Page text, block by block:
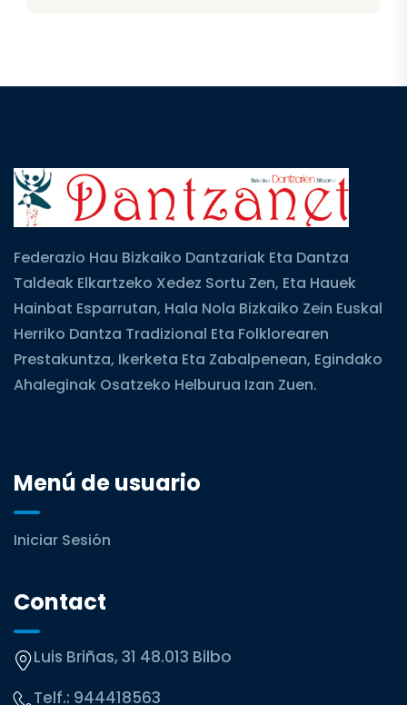
Federazio Hau Bizkaiko Dantzariak Eta Dantza
Taldeak Elkartzeko Xedez Sortu Zen, Eta Hauek
Hainbat Esparrutan, Hala Nola Bizkaiko Zein Euskal
Herriko Dantza Tradizional Eta Folklorearen
Prestakuntza, Ikerketa Eta Zabalpenean, Egindako
Ahaleginak Osatzeko Helburua Izan Zuen.
Menú de usuario
Iniciar Sesión
Contact
Luis Briñas, 31 48.013 Bilbo
Telf.: 944418563